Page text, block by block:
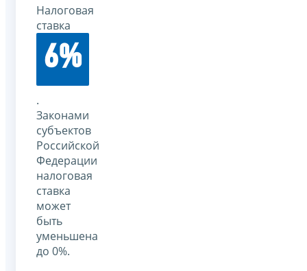
Налоговая
ставка
6%
.
Законами
субъектов
Российской
Федерации
налоговая
ставка
может
быть
уменьшена
до 0%.